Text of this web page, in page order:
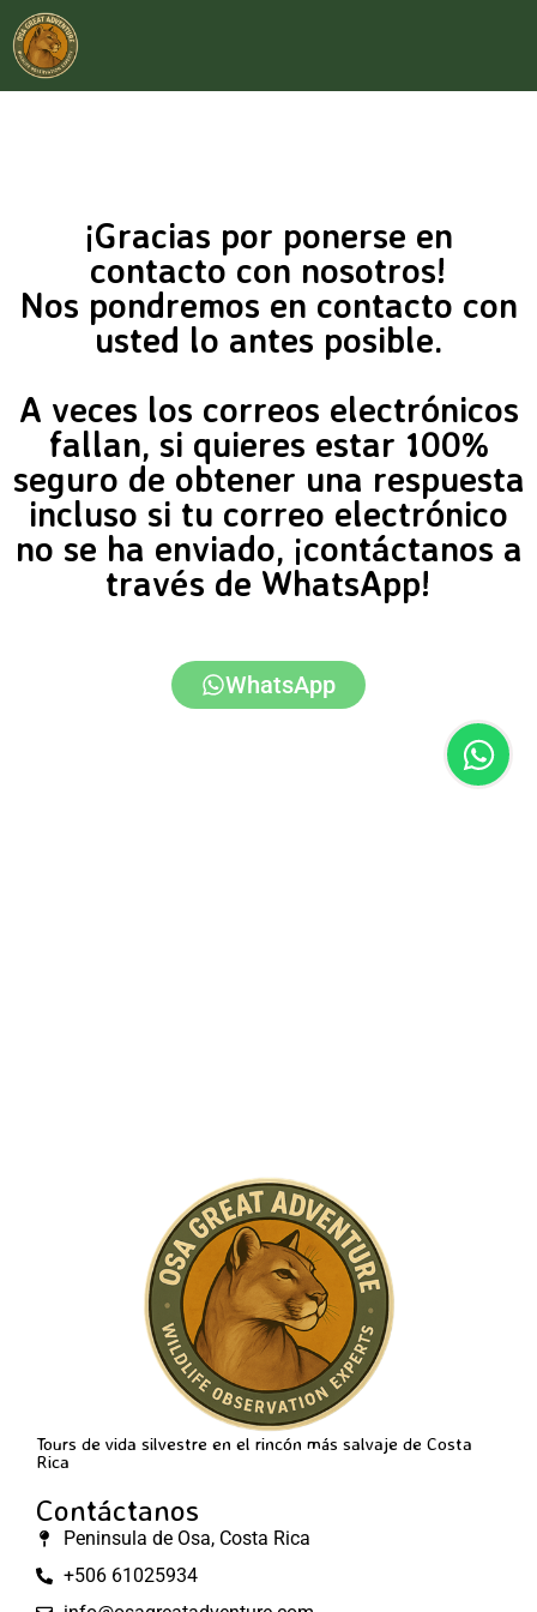
¡Gracias por ponerse en
contacto con nosotros!
Nos pondremos en contacto con
usted lo antes posible.
A veces los correos electrónicos
fallan, si quieres estar 100%
seguro de obtener una respuesta
incluso si tu correo electrónico
no se ha enviado, ¡contáctanos a
través de WhatsApp!
WhatsApp
Tours de vida silvestre en el rincón más salvaje de Costa
Rica
Contáctanos
Peninsula de Osa, Costa Rica
+506 61025934